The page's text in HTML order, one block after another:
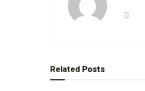
Related Posts